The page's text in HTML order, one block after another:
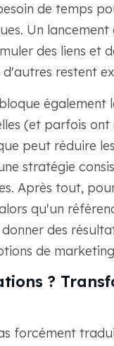
de temps
Un
des liens et
restent
également
(et parfois ont
peut réduire
stratégie
Après tout,
qu'un
des
de
?
forcément